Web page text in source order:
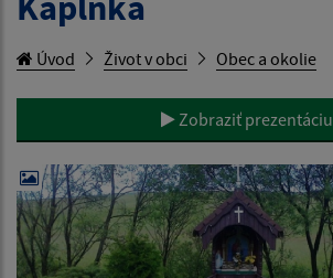
Úvod Život v obci Obec a okolie
Zobraziť prezentáciu